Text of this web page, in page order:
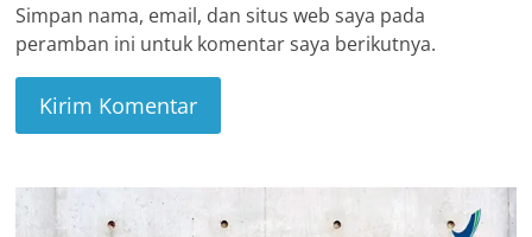
Simpan nama, email, dan situs web saya pada
peramban ini untuk komentar saya berikutnya.